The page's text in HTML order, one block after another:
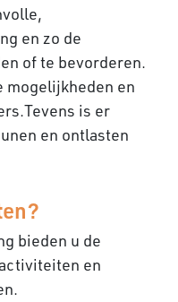
en zo de
of te bevorderen.
mogelijkheden en
is er
en ontlasten
bieden u de
en